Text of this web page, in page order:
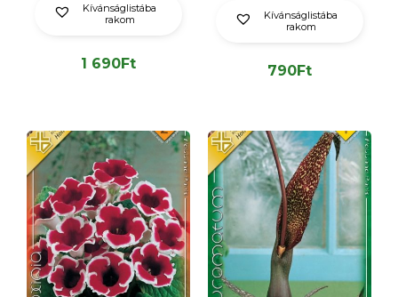
Kívánságlistába
rakom
1 690Ft
Kívánságlistába
rakom
790Ft